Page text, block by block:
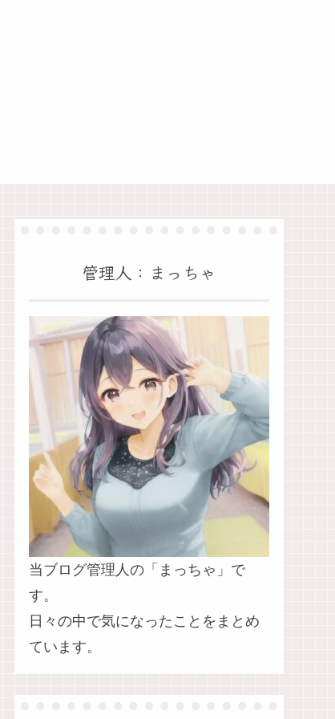
管理人：まっちゃ
当ブログ管理人の「まっちゃ」で
す。
日々の中で気になったことをまとめ
ています。